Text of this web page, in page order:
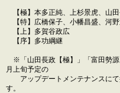
【極】本多正純、上杉景虎、山
【特】広橋保子、小幡昌盛、河野
【上】多賀谷政広
【序】多功綱継
※「山田長政【極】」「富田勢
月上旬予定の
アップデートメンテナンスにて
す。